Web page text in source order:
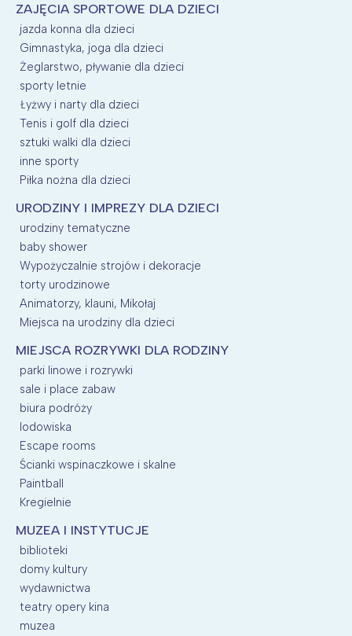
ZAJĘCIA SPORTOWE DLA DZIECI
jazda konna dla dzieci
Gimnastyka, joga dla dzieci
Żeglarstwo, pływanie dla dzieci
sporty letnie
Łyżwy i narty dla dzieci
Tenis i golf dla dzieci
sztuki walki dla dzieci
inne sporty
Piłka nożna dla dzieci
URODZINY I IMPREZY DLA DZIECI
urodziny tematyczne
baby shower
Wypożyczalnie strojów i dekoracje
torty urodzinowe
Animatorzy, klauni, Mikołaj
Miejsca na urodziny dla dzieci
MIEJSCA ROZRYWKI DLA RODZINY
parki linowe i rozrywki
sale i place zabaw
biura podróży
lodowiska
Escape rooms
Ścianki wspinaczkowe i skalne
Paintball
Kregielnie
MUZEA I INSTYTUCJE
biblioteki
domy kultury
wydawnictwa
teatry opery kina
muzea